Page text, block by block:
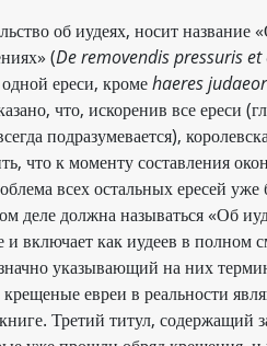
об иудеях, носит название
(De removendis pressuris
ереси, кромеhaeres
что, искоренив все ереси
подразумевается),
что к моменту составления
всех остальных ересей уже
деле должна называться «Об
включает как иудеев в полном
указывающий на них
евреи в реальности
Третий титул, содержащий